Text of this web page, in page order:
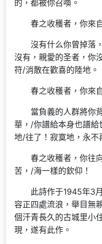
的，都被你召喚。
春之收穫者，你來
沒有什么你曾掉落
沒有，親愛的圣者，你
符/消散在歡喜的陸地。
春之收穫者，你來
當負義的人群將你
華，/你譜給本身也譜
地/往了！寂寞地，永不
春之收穫者，你往
苦，/海一樣的欽仰！
此詩作于1945年3
容正四處流浪，舉目無
個汗青長久的古城里小
現，遂有此作。